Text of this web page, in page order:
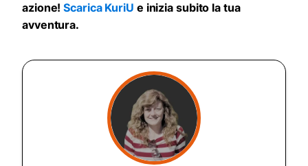
azione!Scarica KuriU e inizia subito la tua
avventura.